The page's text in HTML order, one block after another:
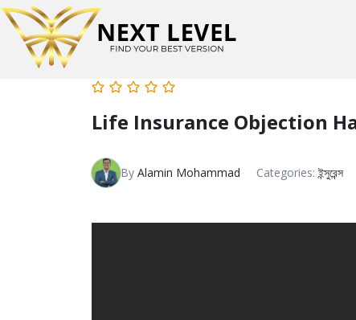
Life Insurance Objection
By Alamin Mohammad Categories:ইন্সুরেন্স